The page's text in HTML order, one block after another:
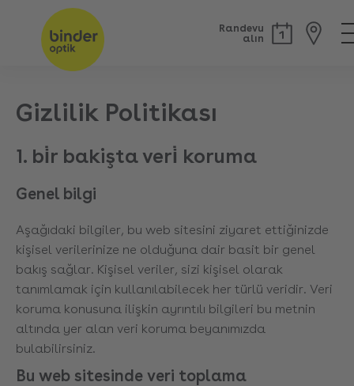
Randevu
alın
Gizlilik Politikası
1. bi̇r bakişta veri̇ koruma
Genel bilgi
Aşağıdaki bilgiler, bu web sitesini ziyaret ettiğinizde
kişisel verilerinize ne olduğuna dair basit bir genel
bakış sağlar. Kişisel veriler, sizi kişisel olarak
tanımlamak için kullanılabilecek her türlü veridir. Veri
koruma konusuna ilişkin ayrıntılı bilgileri bu metnin
altında yer alan veri koruma beyanımızda
bulabilirsiniz.
Bu web sitesinde veri toplama